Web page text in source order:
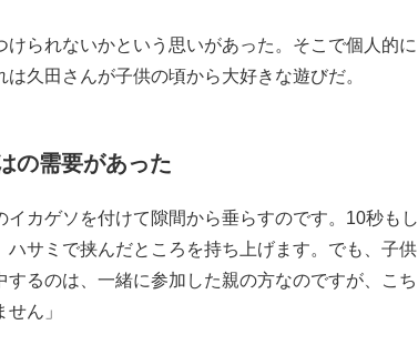
られないかという思いがあった。そこで個人的に
久田さんが子供の頃から大好きな遊びだ。
の需要があった
カゲソを付けて隙間から垂らすのです。10秒もし
サミで挟んだところを持ち上げます。でも、子供
るのは、一緒に参加した親の方なのですが、こち
ん」